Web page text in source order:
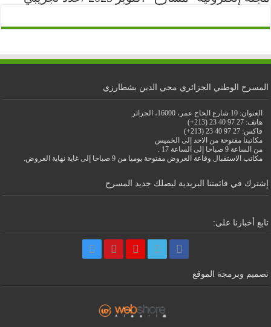
المسرح الوطني الجزائري محي الدين بشطارزي
العنوان: 10 شارع الحاج عمر، 16000، الجزائر
هاتف: 27 97 40 23 (213+)
فاكس: 27 97 40 23 (213+)
مكاتبنا مفتوحة من الاحد إلى الخميس
من الساعة 9 صباحا إلى الساعة 17 .
مكاتب الاستقبال وقاعة العروض مفتوحة يوميا من 9 صباحا إلى غاية نهاية العروض.
إشترك في قائمتنا البريدية ليصلك جديد المسرح
تابع أخبارنا على:
تصميم وبرمجة الموقع